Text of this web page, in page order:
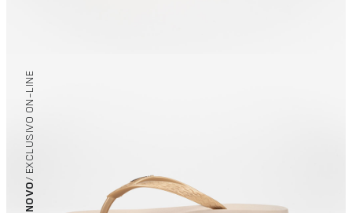
NOVO
/ EXCLUSIVO ON-LINE